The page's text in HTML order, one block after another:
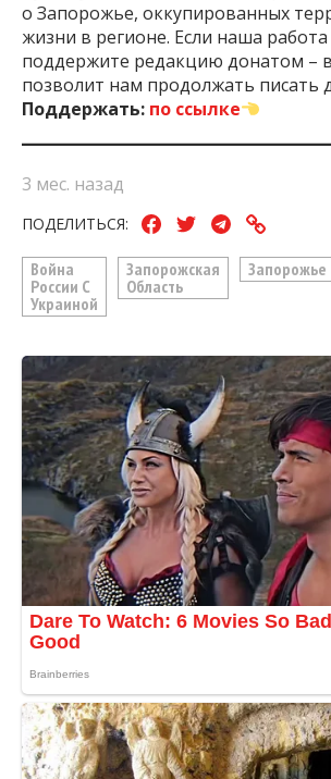
о Запорожье, оккупированных
жизни в регионе. Если наша
поддержите редакцию донатом –
позволит нам продолжать писать
Поддержать: по ссылке
3 мес. назад
ПОДЕЛИТЬСЯ:
Война
России С
Украиной
Запорожская
Область
Запорожье